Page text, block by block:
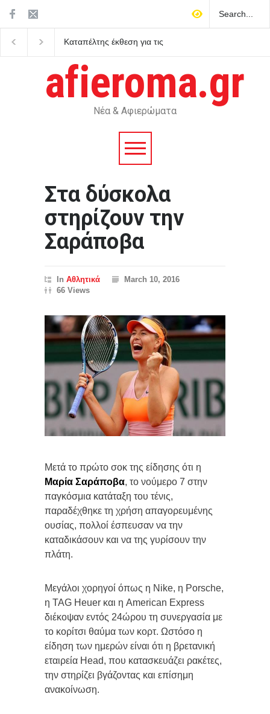
Καταπέλτης έκθεση για τις
συναλλαγές του Έπσταϊν
στην Άγκυρα και
δεσμεύσεις από την
κυβέρνηση
afieroma.gr
Νέα & Αφιερώματα
Στα δύσκολα
στηρίζουν την
Σαράποβα
In Αθλητικά
March 10, 2016
66 Views
Μετά το πρώτο σοκ της είδησης ότι η
Μαρία Σαράποβα, το νούμερο 7 στην
παγκόσμια κατάταξη του τένις,
παραδέχθηκε τη χρήση απαγορευμένης
ουσίας, πολλοί έσπευσαν να την
καταδικάσουν και να της γυρίσουν την
πλάτη.
Μεγάλοι χορηγοί όπως η Nike, η Porsche,
η TAG Heuer και η American Express
διέκοψαν εντός 24ώρου τη συνεργασία με
το κορίτσι θαύμα των κορτ. Ωστόσο η
είδηση των ημερών είναι ότι η βρετανική
εταιρεία Head, που κατασκευάζει ρακέτες,
την στηρίζει βγάζοντας και επίσημη
ανακοίνωση.